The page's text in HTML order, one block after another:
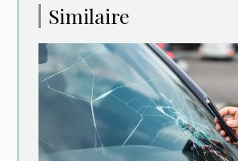
Similaire